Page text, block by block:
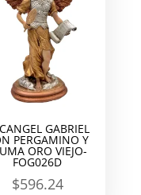
GABRIEL
PERGAMINO Y
ORO VIEJO-
FOG026D
$596.24